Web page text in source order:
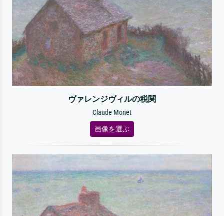
ヴァレンジヴィルの税関
Claude Monet
画像を選ぶ